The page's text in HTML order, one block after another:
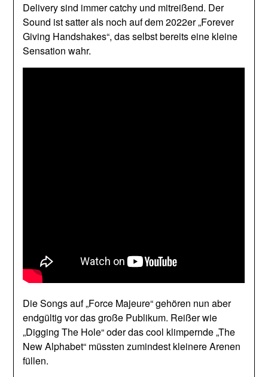
Delivery sind immer catchy und mitreißend. Der
Sound ist satter als noch auf dem 2022er „Forever
Giving Handshakes“, das selbst bereits eine kleine
Sensation wahr.
Die Songs auf „Force Majeure“ gehören nun aber
endgültig vor das große Publikum. Reißer wie
„Digging The Hole“ oder das cool klimpernde „The
New Alphabet“ müssten zumindest kleinere Arenen
füllen.